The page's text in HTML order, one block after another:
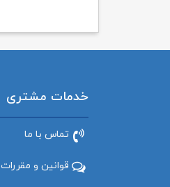
خدمات مشتری
تماس با ما
قوانین و مقررات